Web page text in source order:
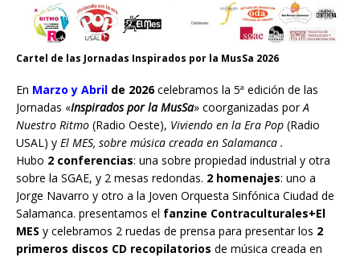
Cartel de las Jornadas Inspirados por la MusSa 2026
En Marzo y Abril de 2026celebramos la 5ª edición de las
Jornadas «Inspirados por la MusSa» coorganizadas porA
Nuestro Ritmo (Radio Oeste), Viviendo en la Era Pop (Radio
USAL) y El MES, sobre música creada en Salamanca .
Hubo 2 conferencias: una sobre propiedad industrial y otra
sobre la SGAE, y 2 mesas redondas. 2 homenajes: uno a
Jorge Navarro y otro a la Joven Orquesta Sinfónica Ciudad de
Salamanca. presentamos el fanzine Contraculturales+El
MES y celebramos 2 ruedas de prensa para presentar los 2
primeros discos CD recopilatorios de música creada en